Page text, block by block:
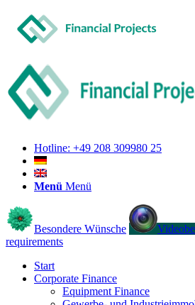
Hotline: +49 208 309980 25
Menü Menü
Besondere Wünsche
requirements
Start
Corporate Finance
Equipment Finance